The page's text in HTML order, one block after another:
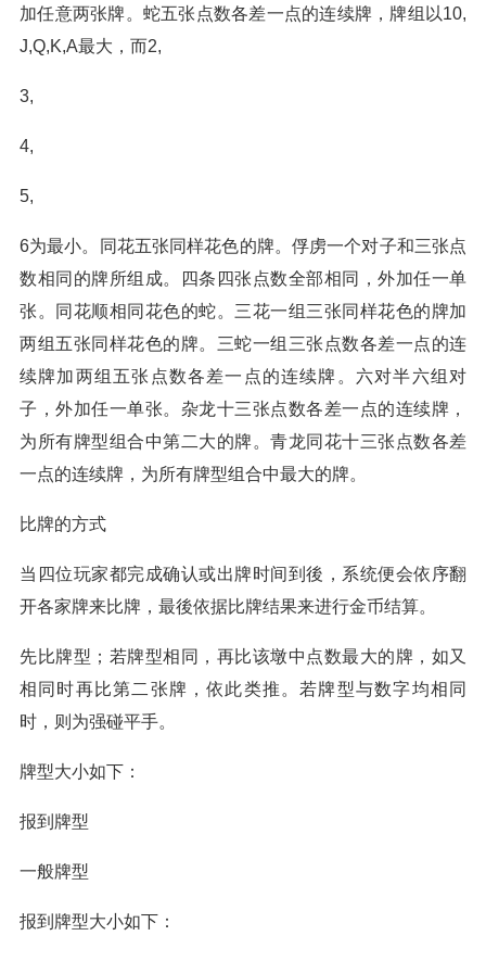
加任意两张牌。蛇五张点数各差一点的连续牌，牌组以10,
J,Q,K,A最大，而2,
3,
4,
5,
6为最小。同花五张同样花色的牌。俘虏一个对子和三张点
数相同的牌所组成。四条四张点数全部相同，外加任一单
张。同花顺相同花色的蛇。三花一组三张同样花色的牌加
两组五张同样花色的牌。三蛇一组三张点数各差一点的连
续牌加两组五张点数各差一点的连续牌。六对半六组对
子，外加任一单张。杂龙十三张点数各差一点的连续牌，
为所有牌型组合中第二大的牌。青龙同花十三张点数各差
一点的连续牌，为所有牌型组合中最大的牌。
比牌的方式
当四位玩家都完成确认或出牌时间到後，系统便会依序翻
开各家牌来比牌，最後依据比牌结果来进行金币结算。
先比牌型；若牌型相同，再比该墩中点数最大的牌，如又
相同时再比第二张牌，依此类推。若牌型与数字均相同
时，则为强碰平手。
牌型大小如下：
报到牌型
一般牌型
报到牌型大小如下：